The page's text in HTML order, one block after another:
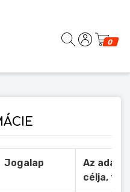
0
Jogalap
Az
célja,